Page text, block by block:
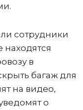
сотрудники
​​находятся
в
багаж для
на видео,
о